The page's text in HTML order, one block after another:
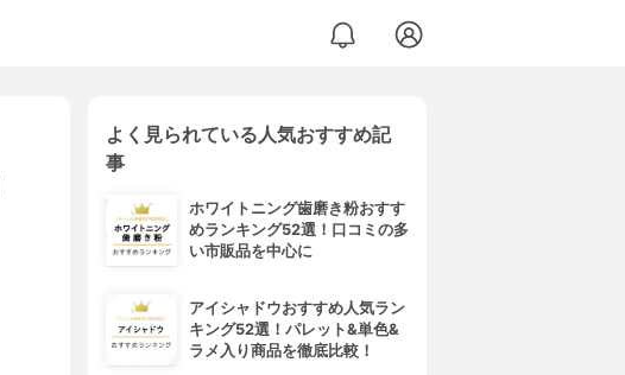
よく見られている人気おすすめ記
事
ホワイトニング歯磨き粉おすす
めランキング52選！口コミの多
い市販品を中心に
アイシャドウおすすめ人気ラン
キング52選！パレット&単色&
ラメ入り商品を徹底比較！